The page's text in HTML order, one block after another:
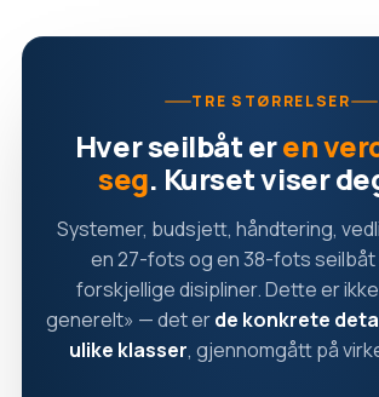
TRE STØRRELSER
Hver seilbåt eren
seg. Kurset viser
Systemer, budsjett, håndtering,
en 27-fots og en 38-fots
forskjellige disipliner. Dette er
generelt» — det erde konkrete
ulike klasser, gjennomgått på